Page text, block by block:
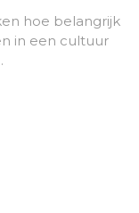
hoe belangrijk
in een cultuur